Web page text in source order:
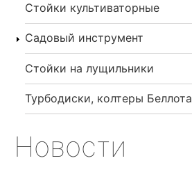
Стойки культиваторные
Садовый инструмент
Стойки на лущильники
Турбодиски, колтеры Беллота
Новости